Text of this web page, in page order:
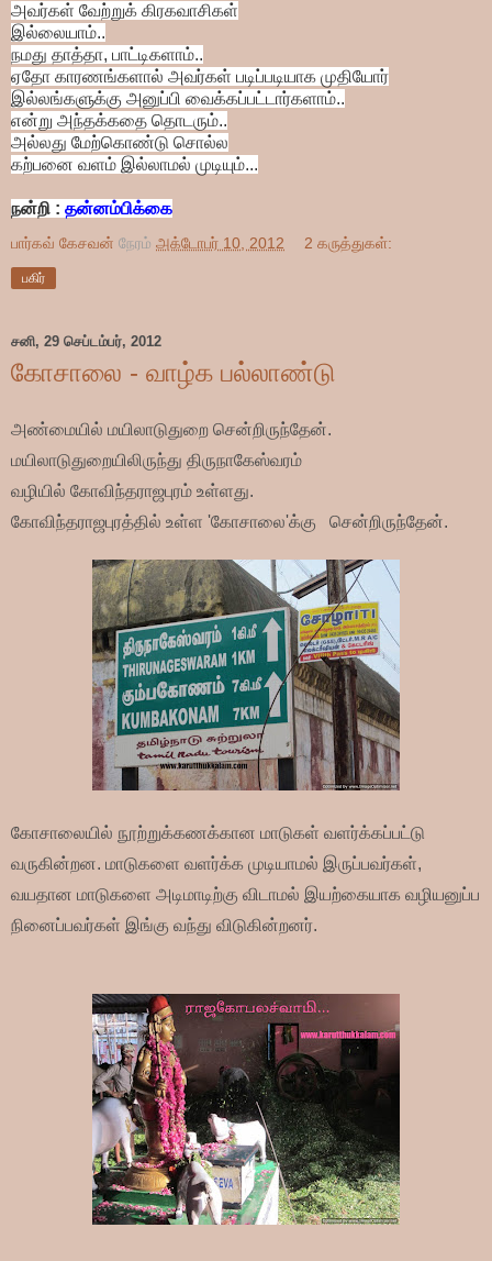
அவர்கள் வேற்றுக் கிரகவாசிகள்
இல்லையாம்..
நமது தாத்தா, பாட்டிகளாம்..
ஏதோ காரணங்களால் அவர்கள் படிப்படியாக முதியோர்
இல்லங்களுக்கு அனுப்பி வைக்கப்பட்டார்களாம்..
என்று அந்தக்கதை தொடரும்..
அல்லது மேற்கொண்டு சொல்ல
கற்பனை வளம் இல்லாமல் முடியும்...
நன்றி : தன்னம்பிக்கை
பார்கவ் கேசவன் நேரம் அக்டோபர் 10, 2012 2 கருத்துகள்:
பகிர்
சனி, 29 செப்டம்பர், 2012
கோசாலை - வாழ்க பல்லாண்டு
அண்மையில் மயிலாடுதுறை சென்றிருந்தேன்.
மயிலாடுதுறையிலிருந்து திருநாகேஸ்வரம்
வழியில் கோவிந்தராஜபுரம் உள்ளது.
கோவிந்தராஜபுரத்தில் உள்ள 'கோசாலை'க்கு சென்றிருந்தேன்.
கோசாலையில் நூற்றுக்கணக்கான மாடுகள் வளர்க்கப்பட்டு
வருகின்றன. மாடுகளை வளர்க்க முடியாமல் இருப்பவர்கள்,
வயதான மாடுகளை அடிமாடிற்கு விடாமல் இயற்கையாக வழியனுப்ப
நினைப்பவர்கள் இங்கு வந்து விடுகின்றனர்.